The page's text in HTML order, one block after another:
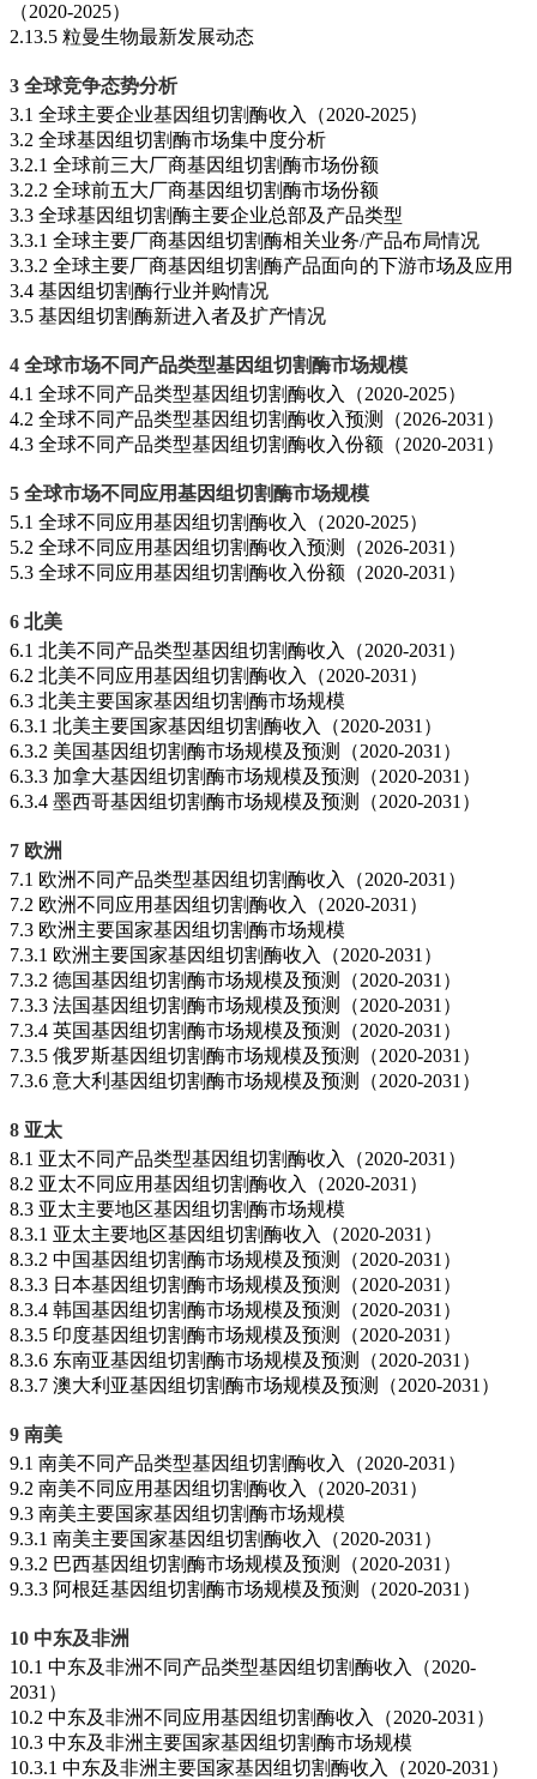
（2020-2025）
2.13.5 粒曼生物最新发展动态
3 全球竞争态势分析
3.1 全球主要企业基因组切割酶收入（2020-2025）
3.2 全球基因组切割酶市场集中度分析
3.2.1 全球前三大厂商基因组切割酶市场份额
3.2.2 全球前五大厂商基因组切割酶市场份额
3.3 全球基因组切割酶主要企业总部及产品类型
3.3.1 全球主要厂商基因组切割酶相关业务/产品布局情况
3.3.2 全球主要厂商基因组切割酶产品面向的下游市场及应用
3.4 基因组切割酶行业并购情况
3.5 基因组切割酶新进入者及扩产情况
4 全球市场不同产品类型基因组切割酶市场规模
4.1 全球不同产品类型基因组切割酶收入（2020-2025）
4.2 全球不同产品类型基因组切割酶收入预测（2026-2031）
4.3 全球不同产品类型基因组切割酶收入份额（2020-2031）
5 全球市场不同应用基因组切割酶市场规模
5.1 全球不同应用基因组切割酶收入（2020-2025）
5.2 全球不同应用基因组切割酶收入预测（2026-2031）
5.3 全球不同应用基因组切割酶收入份额（2020-2031）
6 北美
6.1 北美不同产品类型基因组切割酶收入（2020-2031）
6.2 北美不同应用基因组切割酶收入（2020-2031）
6.3 北美主要国家基因组切割酶市场规模
6.3.1 北美主要国家基因组切割酶收入（2020-2031）
6.3.2 美国基因组切割酶市场规模及预测（2020-2031）
6.3.3 加拿大基因组切割酶市场规模及预测（2020-2031）
6.3.4 墨西哥基因组切割酶市场规模及预测（2020-2031）
7 欧洲
7.1 欧洲不同产品类型基因组切割酶收入（2020-2031）
7.2 欧洲不同应用基因组切割酶收入（2020-2031）
7.3 欧洲主要国家基因组切割酶市场规模
7.3.1 欧洲主要国家基因组切割酶收入（2020-2031）
7.3.2 德国基因组切割酶市场规模及预测（2020-2031）
7.3.3 法国基因组切割酶市场规模及预测（2020-2031）
7.3.4 英国基因组切割酶市场规模及预测（2020-2031）
7.3.5 俄罗斯基因组切割酶市场规模及预测（2020-2031）
7.3.6 意大利基因组切割酶市场规模及预测（2020-2031）
8 亚太
8.1 亚太不同产品类型基因组切割酶收入（2020-2031）
8.2 亚太不同应用基因组切割酶收入（2020-2031）
8.3 亚太主要地区基因组切割酶市场规模
8.3.1 亚太主要地区基因组切割酶收入（2020-2031）
8.3.2 中国基因组切割酶市场规模及预测（2020-2031）
8.3.3 日本基因组切割酶市场规模及预测（2020-2031）
8.3.4 韩国基因组切割酶市场规模及预测（2020-2031）
8.3.5 印度基因组切割酶市场规模及预测（2020-2031）
8.3.6 东南亚基因组切割酶市场规模及预测（2020-2031）
8.3.7 澳大利亚基因组切割酶市场规模及预测（2020-2031）
9 南美
9.1 南美不同产品类型基因组切割酶收入（2020-2031）
9.2 南美不同应用基因组切割酶收入（2020-2031）
9.3 南美主要国家基因组切割酶市场规模
9.3.1 南美主要国家基因组切割酶收入（2020-2031）
9.3.2 巴西基因组切割酶市场规模及预测（2020-2031）
9.3.3 阿根廷基因组切割酶市场规模及预测（2020-2031）
10 中东及非洲
10.1 中东及非洲不同产品类型基因组切割酶收入（2020-
2031）
10.2 中东及非洲不同应用基因组切割酶收入（2020-2031）
10.3 中东及非洲主要国家基因组切割酶市场规模
10.3.1 中东及非洲主要国家基因组切割酶收入（2020-2031）